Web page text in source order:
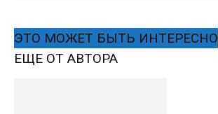
ЭТО МОЖЕТ БЫТЬ ИНТЕРЕСНО
ЕЩЕ ОТ АВТОРА